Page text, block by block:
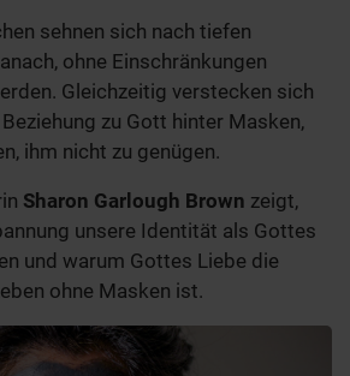
sehnen sich nach tiefen
ohne Einschränkungen
Gleichzeitig verstecken sich
zu Gott hinter Masken,
ihm nicht zu genügen.
Sharon Garlough Brown zeigt,
unsere Identität als Gottes
und warum Gottes Liebe die
ohne Masken ist.